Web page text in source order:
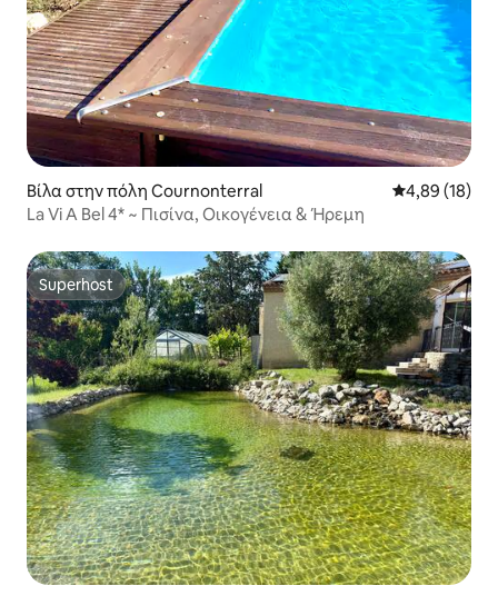
Βίλα στην πόλη Cournonterral Μέση
4,89 (18)
La Vi A Bel 4* ~ Πισίνα, Οικογένεια & Ήρεμη
Superhost
Superhost